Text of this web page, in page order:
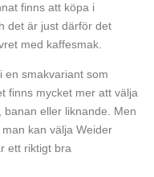
finns att köpa i
det är just därför det
med kaffesmak.
en smakvariant som
finns mycket mer att välja
eller liknande. Men
kan välja Weider
ett riktigt bra